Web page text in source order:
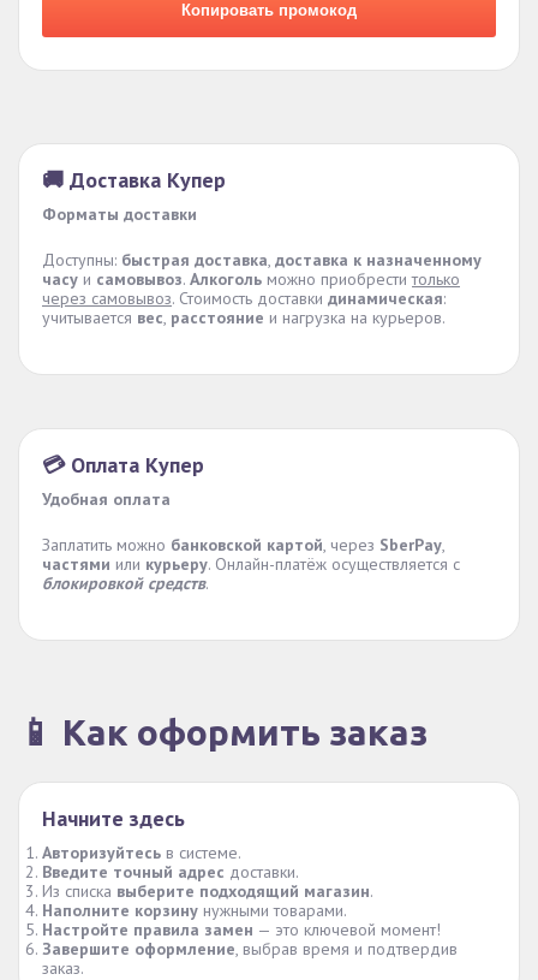
Копировать промокод
🚚 Доставка Купер
Форматы доставки
Доступны: быстрая доставка, доставка к назначенному
часу и самовывоз. Алкоголь можно приобреститолько
через самовывоз. Стоимость доставки динамическая:
учитывается вес, расстояние и нагрузка на курьеров.
💳 Оплата Купер
Удобная оплата
Заплатить можно банковской картой, через SberPay,
частями или курьеру. Онлайн-платёж осуществляется с
блокировкой средств.
📱 Как оформить заказ
Начните здесь
Авторизуйтесь в системе.
Введите точный адрес доставки.
Из списка выберите подходящий магазин.
Наполните корзину нужными товарами.
Настройте правила замен — это ключевой момент!
Завершите оформление, выбрав время и подтвердив
заказ.